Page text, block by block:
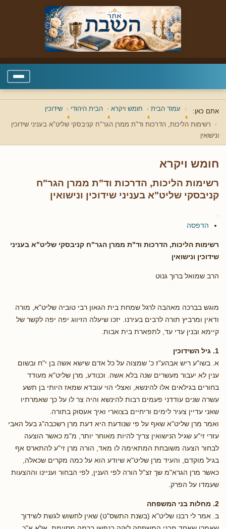
אתם כאן: עמוד הבית חומש ויקרא הבית היהודי שידוכין
רשימות הליכות, הדרכות וד"ת ממרן הגר"ח קניבסקי שליט"א בעניני שידוכין
ונישואין
חומש ויקרא
רשימות הליכות, הדרכות וד"ת ממרן הגר"ח
קניבסקי שליט"א בעניני שידוכין ונישואין
הדפסה
רשימות הליכות, הדרכות וד"ת ממרן הגר"ח קניבסקי שליט"א בעניני
שידוכין ונישואין
הרב שמואל ברוך גנוט
מוגש בברכה מאהבה לרגל שמחת בית הגאון רבי טוביה שליט"א, מורה
ודאין ומרביץ תורה לרבים בעירנו. יזכו שיעלה הזיווג יפה יפה לקשר של
קיימא ובנין עדי עד, לתפארת בית אבות.
1. גיל השידוכין
א. בשו"ע ריש אבהע"ז כ' שמצוה על כל אדם שישא אשה בן י"ח ובשום
ענין לא יעבור מעשרים שנה בלא אשה. וכנודע, מרן שליט"א מעודד
בחורים בגילאים אלו להינשא, ואצלי הוי עובדא שמאז היותי בן תשע
עשרה שנים עודדני פעמים רבות להינשא והיה צר לו על כך שאמרתיו
שאני עדיין צעיר לימים וריחיים בצוארי ואיך אעסוק בתורה.
ואמר מרן שליט"א שאף על פי שנודעת היא דעת מרן רשכבה"ג בעל האבי
עזרי זי"ע שגיל הנישואין צריך להיות מאוחר יותר, מ"מ כאשר הוצעה
לבחור הצעה משובחת המתאימה לו מאד, הורה מרן זי"ע להתארס אף
בגיל מוקדם, והעיד מרן שליט"א שיודע הוא על כמה מקרים שכאלה,
כאשר מרן הגרא"מ שך זצ"ל הורה לפי הענין, לפי הבחור ועניינו וההצעות
שעמדו על הפרק.
2. מחלות בני המשפחה
ב. אמר לי רבנו שליט"א (בשנת התשס"ט) שאין לחשוש לגשת לשידוך